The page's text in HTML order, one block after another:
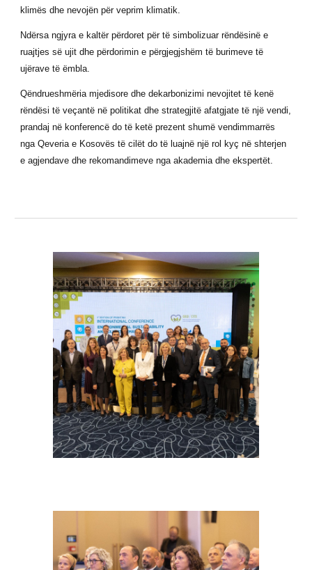
klimës dhe nevojën për veprim klimatik.
Ndërsa ngjyra e kaltër përdoret për të simbolizuar rëndësinë e
ruajtjes së ujit dhe përdorimin e përgjegjshëm të burimeve të
ujërave të ëmbla.
Qëndrueshmëria mjedisore dhe dekarbonizimi nevojitet të kenë
rëndësi të veçantë në politikat dhe strategjitë afatgjate të një vendi,
prandaj në konferencë do të ketë prezent shumë vendimmarrës
nga Qeveria e Kosovës të cilët do të luajnë një rol kyç në shterjen
e agjendave dhe rekomandimeve nga akademia dhe ekspertët.